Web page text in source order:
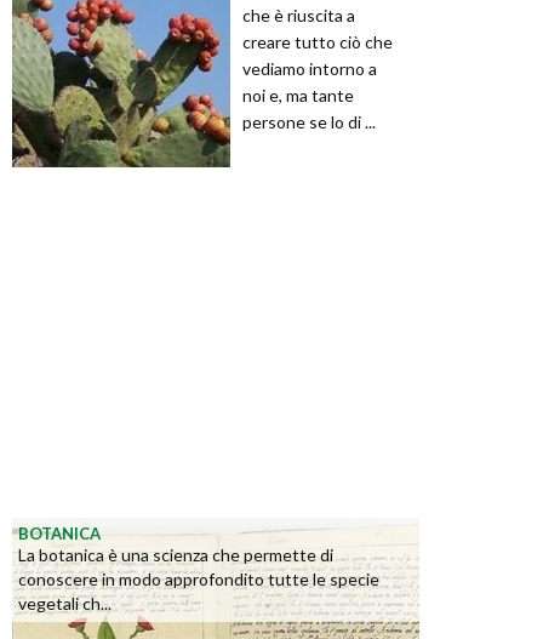
che è riuscita a
creare tutto ciò che
vediamo intorno a
noi e, ma tante
persone se lo di ...
BOTANICA
La botanica è una scienza che permette di
conoscere in modo approfondito tutte le specie
vegetali ch...